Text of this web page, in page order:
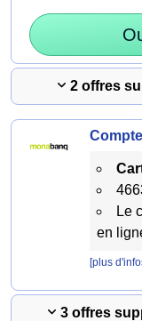
2 offres
Le
en
[plus
3 offres